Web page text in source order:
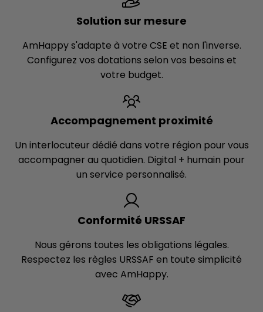
Solution sur mesure
AmHappy s'adapte à votre CSE et non l'inverse.
Configurez vos dotations selon vos besoins et
votre budget.
Accompagnement proximité
Un interlocuteur dédié dans votre région pour vous
accompagner au quotidien. Digital + humain pour
un service personnalisé.
Conformité URSSAF
Nous gérons toutes les obligations légales.
Respectez les règles URSSAF en toute simplicité
avec AmHappy.